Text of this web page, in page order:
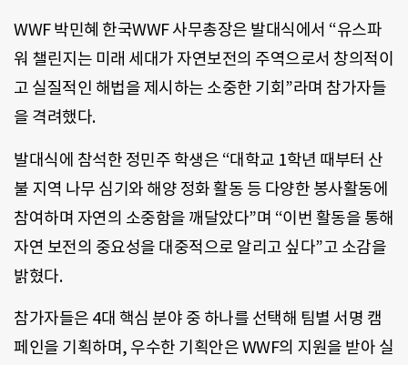
WWF 박민혜 한국WWF 사무총장은 발대식에서 “유스파
워 챌린지는 미래 세대가 자연보전의 주역으로서 창의적이
고 실질적인 해법을 제시하는 소중한 기회”라며 참가자들
을 격려했다.
발대식에 참석한 정민주 학생은 “대학교 1학년 때부터 산
불 지역 나무 심기와 해양 정화 활동 등 다양한 봉사활동에
참여하며 자연의 소중함을 깨달았다”며 “이번 활동을 통해
자연 보전의 중요성을 대중적으로 알리고 싶다”고 소감을
밝혔다.
참가자들은 4대 핵심 분야 중 하나를 선택해 팀별 서명 캠
페인을 기획하며, 우수한 기획안은 WWF의 지원을 받아 실